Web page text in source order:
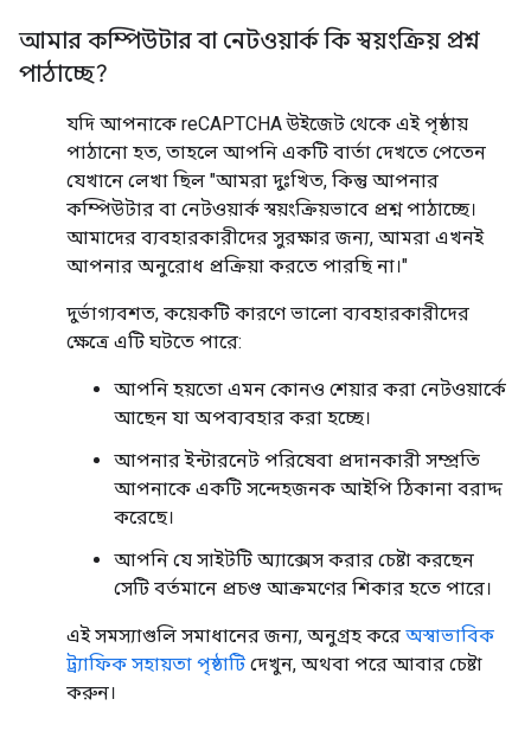
আমার কম্পিউটার বা নেটওয়ার্ক কি স্বয়ংক্রিয় প্রশ্ন
পাঠাচ্ছে?
যদি আপনাকে reCAPTCHA উইজেট থেকে এই পৃষ্ঠায়
পাঠানো হত, তাহলে আপনি একটি বার্তা দেখতে পেতেন
যেখানে লেখা ছিল "আমরা দুঃখিত, কিন্তু আপনার
কম্পিউটার বা নেটওয়ার্ক স্বয়ংক্রিয়ভাবে প্রশ্ন পাঠাচ্ছে।
আমাদের ব্যবহারকারীদের সুরক্ষার জন্য, আমরা এখনই
আপনার অনুরোধ প্রক্রিয়া করতে পারছি না।"
দুর্ভাগ্যবশত, কয়েকটি কারণে ভালো ব্যবহারকারীদের
ক্ষেত্রে এটি ঘটতে পারে:
আপনি হয়তো এমন কোনও শেয়ার করা নেটওয়ার্কে
আছেন যা অপব্যবহার করা হচ্ছে।
আপনার ইন্টারনেট পরিষেবা প্রদানকারী সম্প্রতি
আপনাকে একটি সন্দেহজনক আইপি ঠিকানা বরাদ্দ
করেছে।
আপনি যে সাইটটি অ্যাক্সেস করার চেষ্টা করছেন
সেটি বর্তমানে প্রচণ্ড আক্রমণের শিকার হতে পারে।
এই সমস্যাগুলি সমাধানের জন্য, অনুগ্রহ করে অস্বাভাবিক
ট্র্যাফিক সহায়তা পৃষ্ঠাটি দেখুন, অথবা পরে আবার চেষ্টা
করুন।